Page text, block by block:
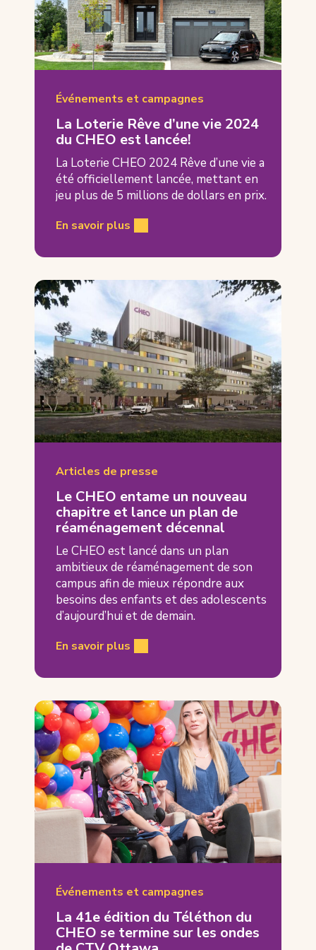
Événements et campagnes
La Loterie Rêve d’une vie 2024
du CHEO est lancée!
La Loterie CHEO 2024 Rêve d’une vie a
été officiellement lancée, mettant en
jeu plus de 5 millions de dollars en prix.
En savoir plus
Articles de presse
Le CHEO entame un nouveau
chapitre et lance un plan de
réaménagement décennal
Le CHEO est lancé dans un plan
ambitieux de réaménagement de son
campus afin de mieux répondre aux
besoins des enfants et des adolescents
d’aujourd’hui et de demain.
En savoir plus
Événements et campagnes
La 41e édition du Téléthon du
CHEO se termine sur les ondes